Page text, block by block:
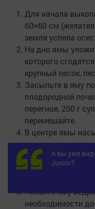
Для начала
60×60 см
земля успела
На дно ямы
которого
крупный песок,
Засыпьте в яму
плодородной
перегноя, 200 г
перемешайте.
В центре ямы
земли и
Засыпьте
поверхности
уплотните грунт
Полейте яму
необходимости
А вы уже
Junior?